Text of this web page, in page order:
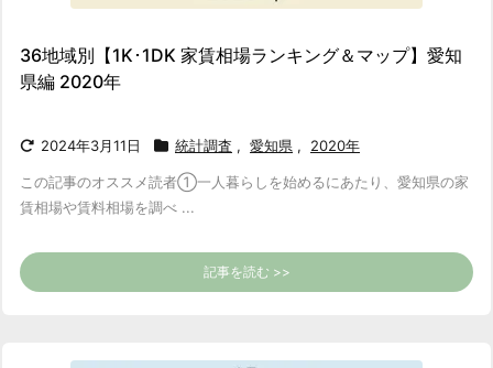
36地域別【1K･1DK 家賃相場ランキング＆マップ】愛知
県編 2020年
2024年3月11日 統計調査 , 愛知県 , 2020年
この記事のオススメ読者①一人暮らしを始めるにあたり、愛知県の家
賃相場や賃料相場を調べ ...
記事を読む >>